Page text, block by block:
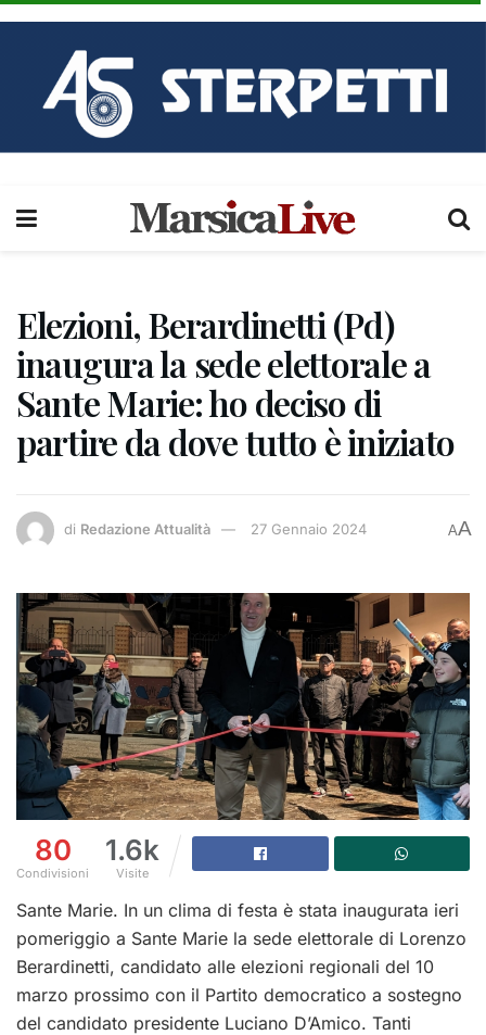
Elezioni, Berardinetti (Pd)
inaugura la sede elettorale a
Sante Marie: ho deciso di
partire da dove tutto è iniziato
di Redazione Attualità 27 Gennaio 2024 AA
80
Condivisioni
1.6k
Visite
Sante Marie. In un clima di festa è stata inaugurata ieri
pomeriggio a Sante Marie la sede elettorale di Lorenzo
Berardinetti, candidato alle elezioni regionali del 10
marzo prossimo con il Partito democratico a sostegno
del candidato presidente Luciano D’Amico. Tanti